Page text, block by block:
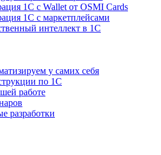
1С с Wallet от OSMI Cards
1С с маркетплейсами
интеллект в 1С
у самих себя
по 1С
работе
разработки